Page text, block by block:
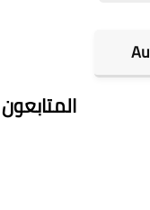
المتابعون